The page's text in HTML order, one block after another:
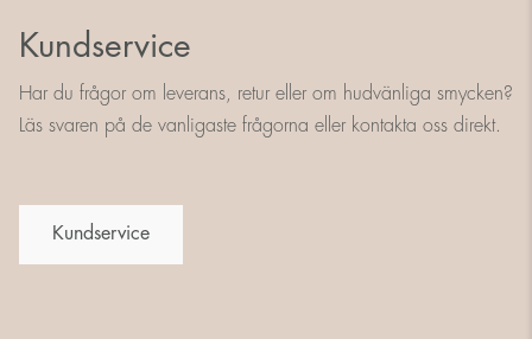
Kundservice
Har du frågor om leverans, retur eller om hudvänliga smycken?
Läs svaren på de vanligaste frågorna eller kontakta oss direkt.
Kundservice